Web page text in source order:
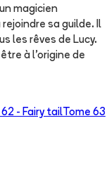
magicien
sa guilde. Il
les rêves de Lucy.
à l'origine de
62 - Fairy tail Tome 63